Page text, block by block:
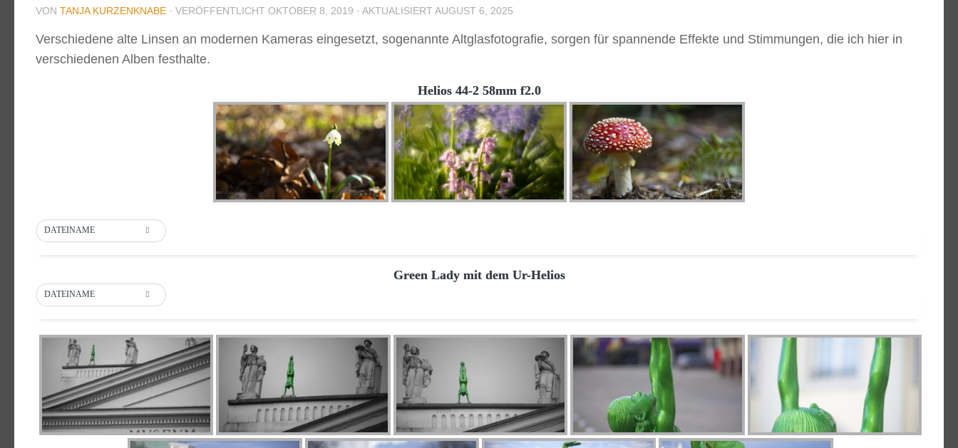
VON TANJA KURZENKNABE · VERÖFFENTLICHT OKTOBER 8, 2019 · AKTUALISIERT AUGUST 6, 2025
Verschiedene alte Linsen an modernen Kameras eingesetzt, sogenannte Altglasfotografie, sorgen für spannende Effekte und Stimmungen, die ich hier in
verschiedenen Alben festhalte.
Helios 44-2 58mm f2.0
DATEINAME
Green Lady mit dem Ur-Helios
DATEINAME